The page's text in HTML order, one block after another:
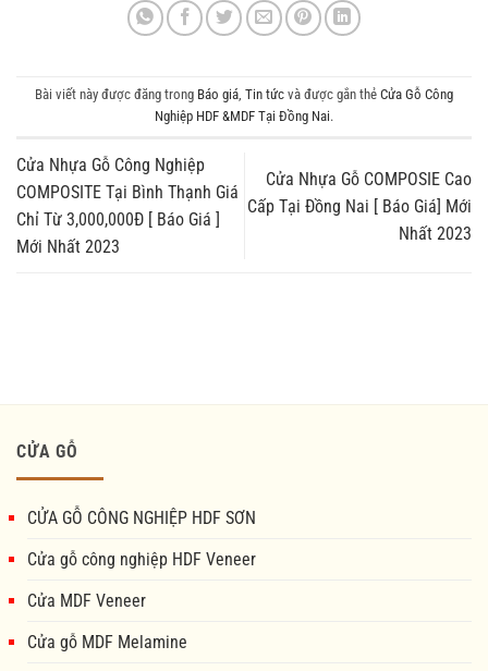
Bài viết này được đăng trong Báo giá, Tin tức và được gắn thẻ Cửa Gỗ Công
Nghiệp HDF &MDF Tại Đồng Nai.
Cửa Nhựa Gỗ Công Nghiệp
COMPOSITE Tại Bình Thạnh Giá
Chỉ Từ 3,000,000Đ [ Báo Giá ]
Mới Nhất 2023
Cửa Nhựa Gỗ COMPOSIE Cao
Cấp Tại Đồng Nai [ Báo Giá] Mới
Nhất 2023
CỬA GỖ
CỬA GỖ CÔNG NGHIỆP HDF SƠN
Cửa gỗ công nghiệp HDF Veneer
Cửa MDF Veneer
Cửa gỗ MDF Melamine